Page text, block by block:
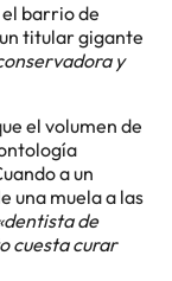
barrio de
titular gigante
y
el volumen de
a un
una muela a las
de
cuesta curar